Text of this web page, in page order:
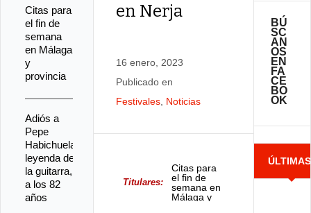
en Nerja
16 enero, 2023
Publicado en
Festivales Noticias
Titulares:
Citas para
el fin de
semana en
Málaga y
BÚ
SC
AN
OS
EN
FA
CE
BO
OK
ÚLTIMAS
Citas para
el fin de
semana
en Málaga
y
provincia
Adiós a
Pepe
Habichuela,
leyenda de
la guitarra,
a los 82
años